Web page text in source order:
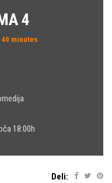
4
minutes
18:00h
Deli: